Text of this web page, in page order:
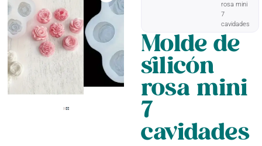
rosa mini
7
cavidades
Molde de
silicón
rosa mini
7
cavidades